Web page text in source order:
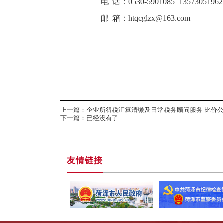
电 话：0530-5901085 13573051962
邮 箱：htqcglzx@163.com
上一篇： 企业所得税汇算清缴及日常税务顾问服务 比价
下一篇： 已经没有了
友情链接